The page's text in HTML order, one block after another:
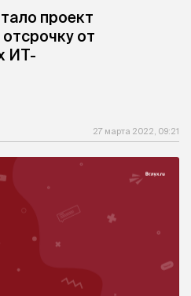
проект
от
ИТ-
27 марта 2022, 09:21